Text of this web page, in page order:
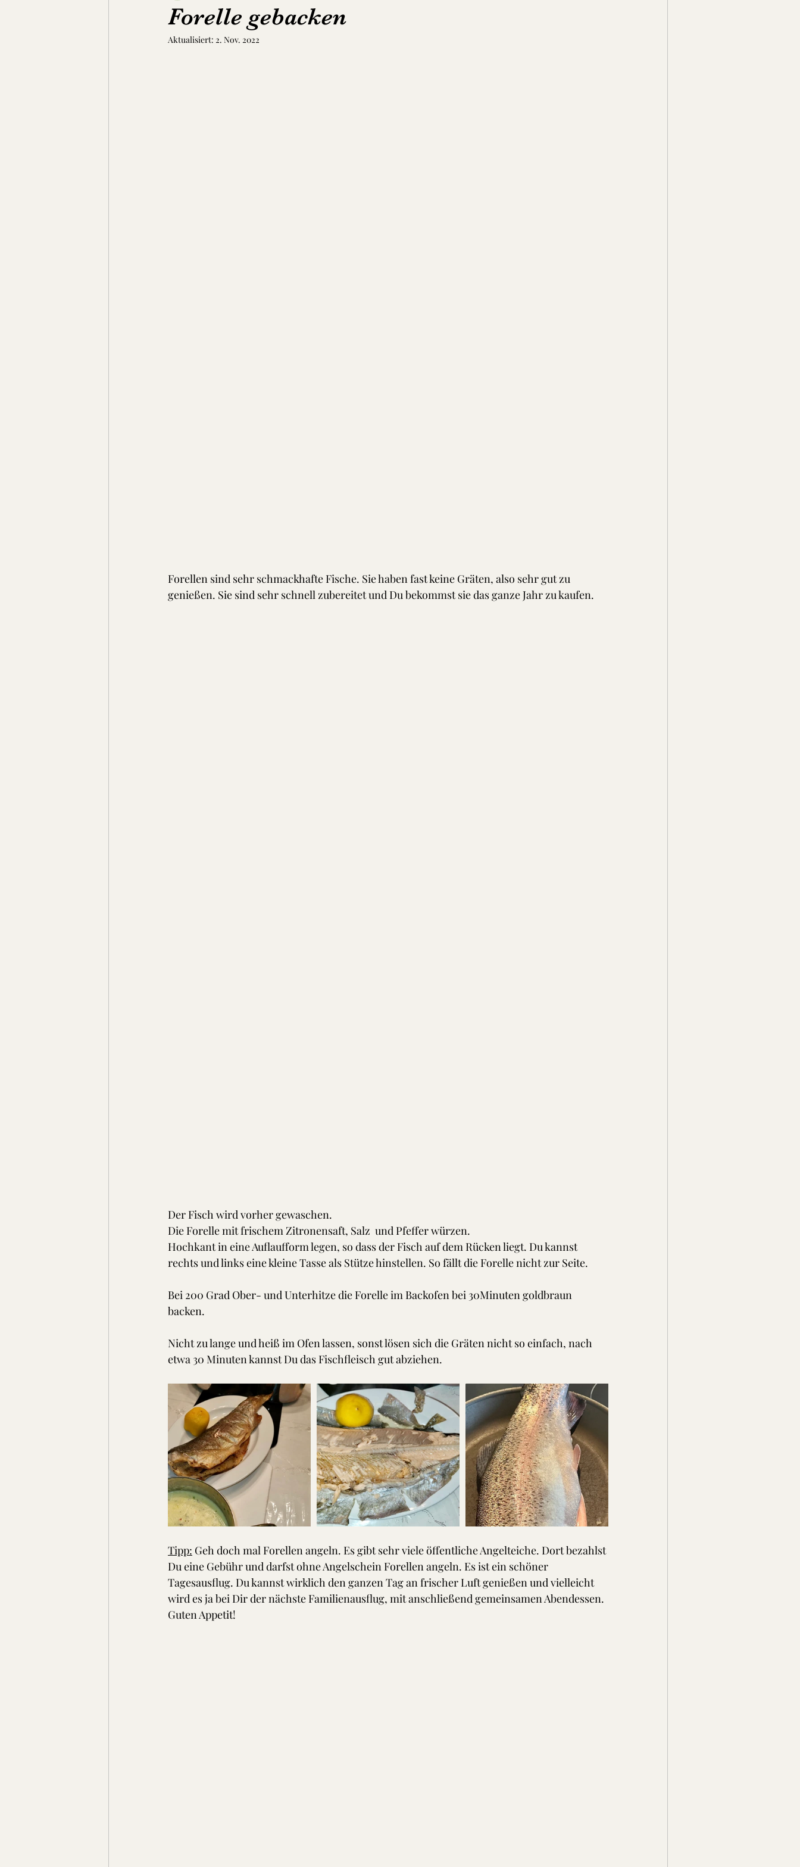
Suppen, Eintöpfe & Dal Brot
Forelle gebacken
Aktualisiert: 2. Nov. 2022
Forellen sind sehr schmackhafte Fische. Sie haben fast keine Gräten, also sehr gut zu
genießen. Sie sind sehr schnell zubereitet und Du bekommst sie das ganze Jahr zu kaufen.
Der Fisch wird vorher gewaschen.
Die Forelle mit frischem Zitronensaft, Salz  und Pfeffer würzen.
Hochkant in eine Auflaufform legen, so dass der Fisch auf dem Rücken liegt. Du kannst
rechts und links eine kleine Tasse als Stütze hinstellen. So fällt die Forelle nicht zur Seite.
Bei 200 Grad Ober- und Unterhitze die Forelle im Backofen bei 30Minuten goldbraun
backen.
Nicht zu lange und heiß im Ofen lassen, sonst lösen sich die Gräten nicht so einfach, nach
etwa 30 Minuten kannst Du das Fischfleisch gut abziehen.
Tipp: Geh doch mal Forellen angeln. Es gibt sehr viele öffentliche Angelteiche. Dort bezahlst
Du eine Gebühr und darfst ohne Angelschein Forellen angeln. Es ist ein schöner
Tagesausflug. Du kannst wirklich den ganzen Tag an frischer Luft genießen und vielleicht
wird es ja bei Dir der nächste Familienausflug, mit anschließend gemeinsamen Abendessen.
Guten Appetit!